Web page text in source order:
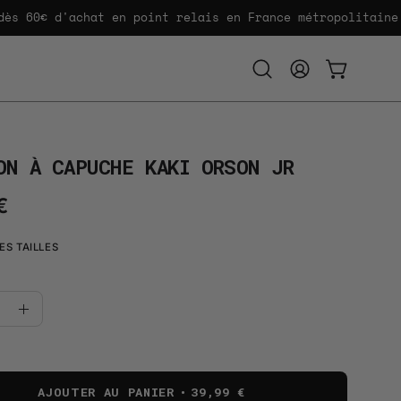
60€ d'achat en point relais en France métropolitaine.
Ouvrir
MON
OUVRIR
À CAPUCHE KAKI ORSON JR
TAILLES
Augmenter
AJOUTER AU PANIER 39,99 €